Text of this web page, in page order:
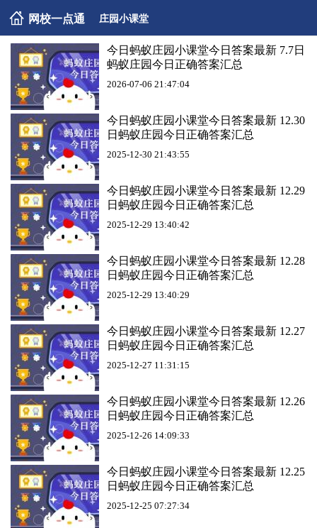
网校一点通 庄园小课堂
今日蚂蚁庄园小课堂今日答案最新 7.7日
蚂蚁庄园今日正确答案汇总
2026-07-06 21:47:04
今日蚂蚁庄园小课堂今日答案最新 12.30
日蚂蚁庄园今日正确答案汇总
2025-12-30 21:43:55
今日蚂蚁庄园小课堂今日答案最新 12.29
日蚂蚁庄园今日正确答案汇总
2025-12-29 13:40:42
今日蚂蚁庄园小课堂今日答案最新 12.28
日蚂蚁庄园今日正确答案汇总
2025-12-29 13:40:29
今日蚂蚁庄园小课堂今日答案最新 12.27
日蚂蚁庄园今日正确答案汇总
2025-12-27 11:31:15
今日蚂蚁庄园小课堂今日答案最新 12.26
日蚂蚁庄园今日正确答案汇总
2025-12-26 14:09:33
今日蚂蚁庄园小课堂今日答案最新 12.25
日蚂蚁庄园今日正确答案汇总
2025-12-25 07:27:34